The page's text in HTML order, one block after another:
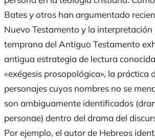
Bates y otros han argumentado
Nuevo Testamento y la
temprana del Antiguo Testamento
antigua estrategia de lectura
«exégesis prosopológica», la práctica
personajes cuyos nombres no se
son ambiguamente identificados (
personae) dentro del drama del
Por ejemplo, el autor de Hebreos